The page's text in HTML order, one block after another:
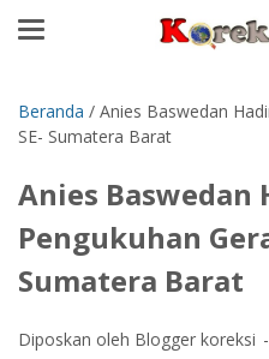
Beranda / Anies Baswedan
SE- Sumatera Barat
Anies Baswedan
Pengukuhan
Sumatera Barat
Diposkan oleh Blogger koreksi